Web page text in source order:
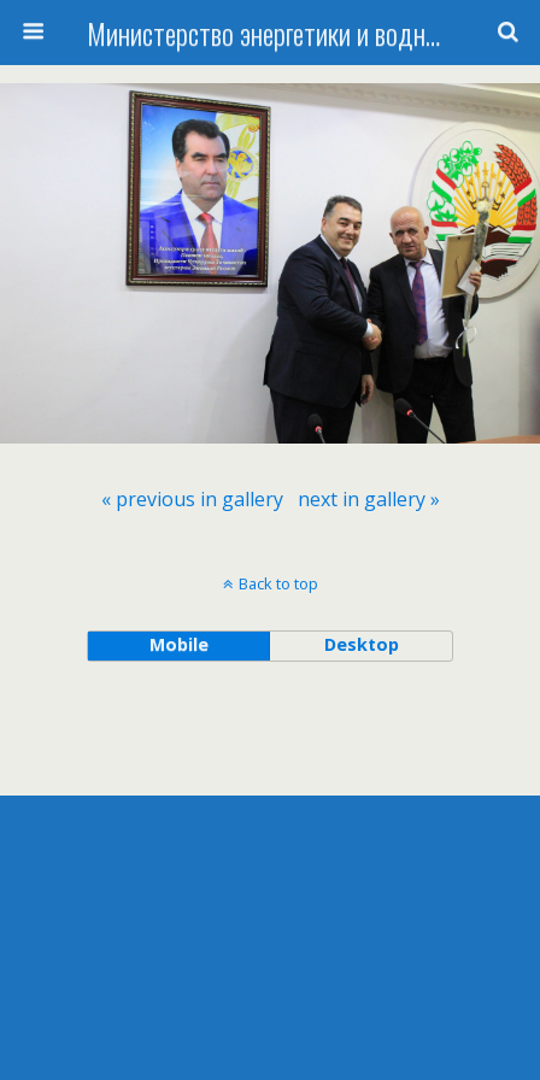
Министерство энергетики и водных ресурсов Республики Таджикистан
« previous in gallery next in gallery »
Back to top
Mobile Desktop